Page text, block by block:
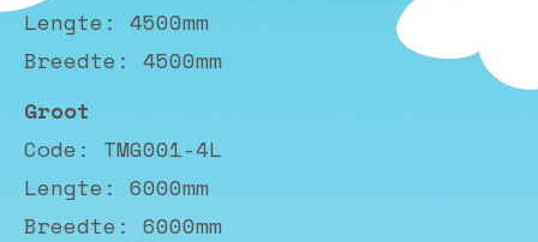
Lengte: 4500mm
Breedte: 4500mm
Groot
Code: TMG001-4L
Lengte: 6000mm
Breedte: 6000mm